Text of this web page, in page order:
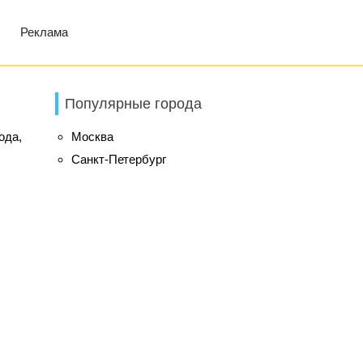
Реклама
Популярные города
Москва
Санкт-Петербург